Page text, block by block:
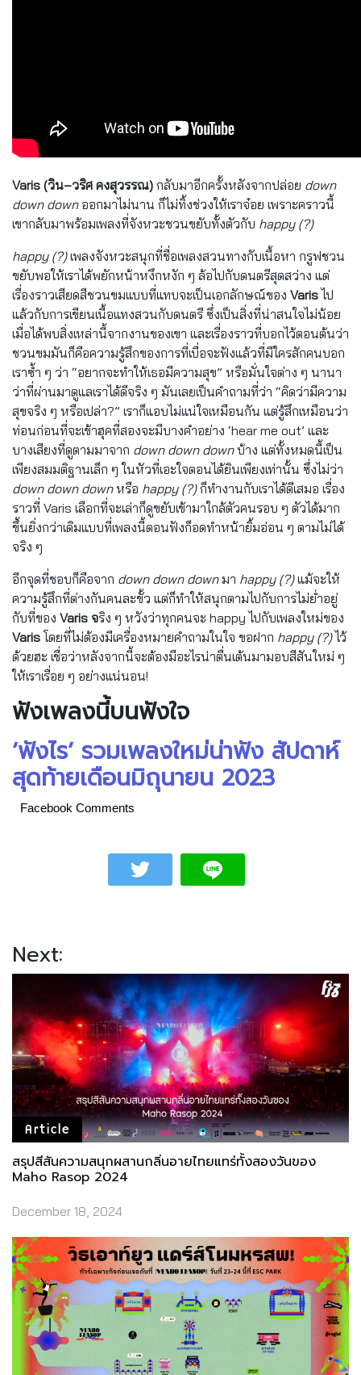
Varis (วิน–วริศ คงสุวรรณ) กลับมาอีกครั้งหลังจากปล่อย down
down downออกมาไม่นาน ก็ไม่ทิ้งช่วงให้เราจ๋อย เพราะคราวนี้
เขากลับมาพร้อมเพลงที่จังหวะชวนขยับทั้งตัวกับ happy (?)
happy (?)เพลงจังหวะสนุกที่ชื่อเพลงสวนทางกับเนื้อหา กรูฟชวน
ขยับพอให้เราได้พยักหน้าหงึกหงัก ๆ ล้อไปกับดนตรีสุดสว่าง แต่
เรื่องราวเสียดสีชวนขมแบบที่แทบจะเป็นเอกลักษณ์ของ Varisไป
แล้วกับการเขียนเนื้อแทงสวนกับดนตรี ซึ่งเป็นสิ่งที่น่าสนใจไม่น้อย
เมื่อได้พบสิ่งเหล่านี้จากงานของเขา และเรื่องราวที่บอกไว้ตอนต้นว่า
ชวนขมมันก็คือความรู้สึกของการที่เบื่อจะฟังแล้วที่มีใครสักคนบอก
เราซ้ำ ๆ ว่า “อยากจะทำให้เธอมีความสุข” หรือมั่นใจต่าง ๆ นานา
ว่าที่ผ่านมาดูแลเราได้ดีจริง ๆ มันเลยเป็นคำถามที่ว่า “คิดว่ามีความ
สุขจริง ๆ หรือเปล่า?” เราก็แอบไม่แน่ใจเหมือนกัน แต่รู้สึกเหมือนว่า
ท่อนก่อนที่จะเข้าฮุคที่สองจะมีบางคำอย่าง ‘hear me out’ และ
บางเสียงที่ดูตามมาจาก down down downบ้าง แต่ทั้งหมดนี้เป็น
เพียงสมมติฐานเล็ก ๆ ในหัวที่เอะใจตอนได้ยินเพียงเท่านั้น ซึ่งไม่ว่า
down down downหรือ happy (?)ก็ทำงานกับเราได้ดีเสมอ เรื่อง
ราวที่ Varis เลือกที่จะเล่าก็ดูขยับเข้ามาใกล้ตัวคนรอบ ๆ ตัวได้มาก
ขึ้นยิ่งกว่าเดิมแบบที่เพลงนี้ตอนฟังก็อดทำหน้ายิ้มอ่อน ๆ ตามไม่ได้
จริง ๆ
อีกจุดที่ชอบก็คือจาก down down downมา happy (?)แม้จะให้
ความรู้สึกที่ต่างกันคนละขั้ว แต่ก็ทำให้สนุกตามไปกับการไม่ย่ำอยู่
กับที่ของ Varis จริง ๆ หวังว่าทุกคนจะ happy ไปกับเพลงใหม่ของ
Varis โดยที่ไม่ต้องมีเครื่องหมายคำถามในใจ ขอฝาก happy (?)ไว้
ด้วยฮะ เชื่อว่าหลังจากนี้จะต้องมีอะไรน่าตื่นเต้นมามอบสีสันใหม่ ๆ
ให้เราเรื่อย ๆ อย่างแน่นอน!
ฟังเพลงนี้บนฟังใจ
‘ฟังไร’ รวมเพลงใหม่น่าฟัง สัปดาห์
สุดท้ายเดือนมิถุนายน 2023
Facebook Comments
Next:
Article
สรุปสีสันความสนุกผสานกลิ่นอายไทยแทร่ทั้งสองวันของ
Maho Rasop 2024
December 18, 2024